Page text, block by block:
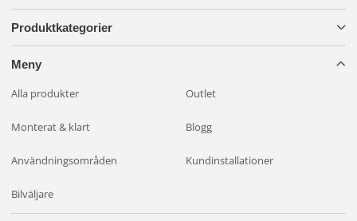
Produktkategorier
Meny
Alla produkter Outlet
Monterat & klart Blogg
Användningsområden Kundinstallationer
Bilväljare